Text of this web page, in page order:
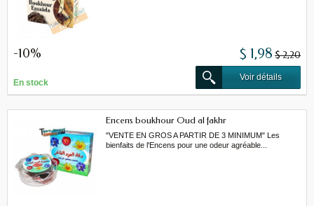
-10% $ 1,98 $ 2,20
En stock
Voir détails
Encens boukhour Oud al fakhr
"VENTE EN GROS A PARTIR DE 3 MINIMUM" Les
bienfaits de l'Encens pour une odeur agréable...